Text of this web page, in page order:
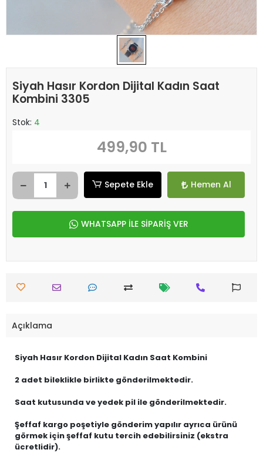
Siyah Hasır Kordon Dijital Kadın Saat
Kombini 3305
Stok: 4
499,90 TL
Sepete Ekle Hemen Al
WHATSAPP İLE SİPARİŞ VER
Açıklama
Siyah Hasır Kordon Dijital Kadın Saat Kombini
2 adet bileklikle birlikte gönderilmektedir.
Saat kutusunda ve yedek pil ile gönderilmektedir.
Şeffaf kargo poşetiyle gönderim yapılır ayrıca ürünü
görmek için şeffaf kutu tercih edebilirsiniz (ekstra
ücretlidir).